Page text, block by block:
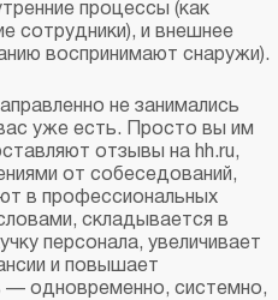
процессы (как
сотрудники), и внешнее
воспринимают снаружи).
не занимались
уже есть. Просто вы им
отзывы на hh.ru,
от собеседований,
в профессиональных
складывается в
персонала, увеличивает
и повышает
— одновременно, системно,